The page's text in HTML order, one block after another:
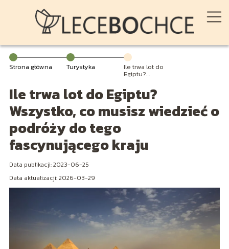
Strona główna Turystyka Ile trwa lot do
Egiptu?
musisz
wiedzieć o
podróży do
tego
fascynującego
Ile trwa lot do Egiptu?
Wszystko, co musisz wiedzieć o
podróży do tego
fascynującego kraju
Data publikacji: 2023-06-25
Data aktualizacji: 2026-03-29